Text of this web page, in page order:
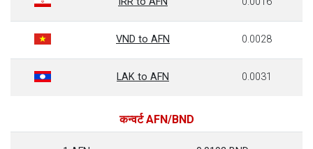
VND to AFN 0.0028
LAK to AFN 0.0031
कन्वर्ट AFN/BND